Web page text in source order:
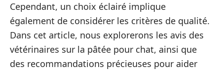
Cependant, un choix éclairé implique
également de considérer les critères de qualité.
Dans cet article, nous explorerons les avis des
vétérinaires sur la pâtée pour chat, ainsi que
des recommandations précieuses pour aider